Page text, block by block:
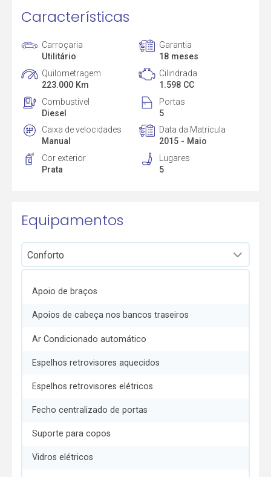
Características
Carroçaria
Utilitário
Garantia
18 meses
Quilometragem
223.000 Km
Cilindrada
1.598 CC
Combustível
Diesel
Portas
5
Caixa de velocidades
Manual
Data da Matrícula
2015 - Maio
Cor exterior
Prata
Lugares
5
Equipamentos
Apoio de braços
Apoios de cabeça nos bancos traseiros
Ar Condicionado automático
Espelhos retrovisores aquecidos
Espelhos retrovisores elétricos
Fecho centralizado de portas
Suporte para copos
Vidros elétricos